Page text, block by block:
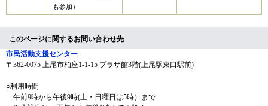
も参加）
このページに関するお問い合わせ先
市民活動支援センター
〒362-0075
上尾市柏座1-1-15 プラザ館3階(上尾駅東口駅前)
○利用時間
午前9時から午後9時(土・日曜日は5時）まで